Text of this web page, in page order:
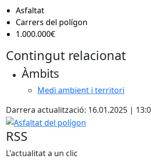
Asfaltat
Carrers del polígon
1.000.000€
Contingut relacionat
Àmbits
Medi ambient i territori
Darrera actualització: 16.01.2025 |
Asfaltat del polígon
RSS
L'actualitat a un clic